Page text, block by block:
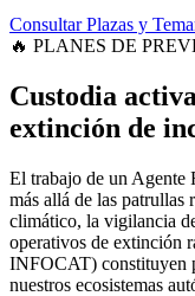
Consultar Plazas y
🔥 PLANES DE
Custodia
extinción de
El trabajo de un Agente
más allá de las patrullas
climático, la vigilancia
operativos de
INFOCAT) constituyen
nuestros ecosistemas